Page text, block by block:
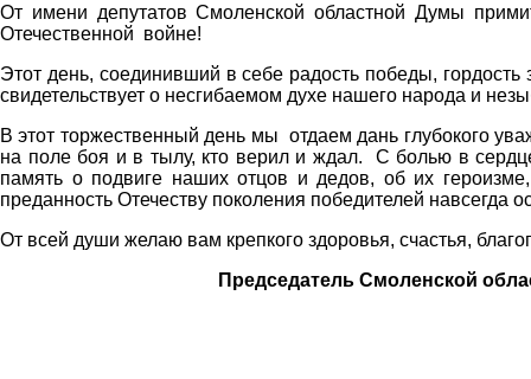
От имени депутатов Смоленской областной Думы
Отечественной войне!
Этот день, соединивший в себе радость победы,
свидетельствует о несгибаемом духе нашего народа и
В этот торжественный день мы отдаем дань глубокого
на поле боя и в тылу, кто верил и ждал. С болью в
память о подвиге наших отцов и дедов, об их
преданность Отечеству поколения победителей
От всей души желаю вам крепкого здоровья, счастья,
Председатель Смоленской